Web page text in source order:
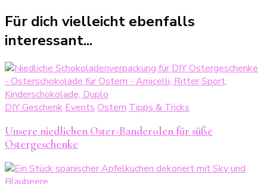
Für dich vielleicht ebenfalls
interessant...
DIY Geschenk Events Ostern Tipps & Tricks
Unsere niedlichen Oster-Banderolen für süße
Ostergeschenke